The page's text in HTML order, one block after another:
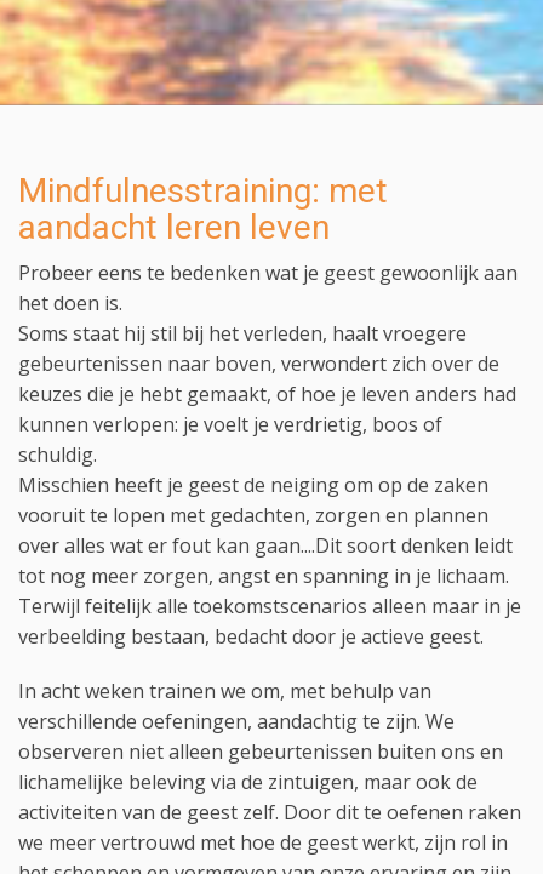
Mindfulnesstraining: met
aandacht leren leven
Probeer eens te bedenken wat je geest gewoonlijk aan
het doen is.
Soms staat hij stil bij het verleden, haalt vroegere
gebeurtenissen naar boven, verwondert zich over de
keuzes die je hebt gemaakt, of hoe je leven anders had
kunnen verlopen: je voelt je verdrietig, boos of
schuldig.
Misschien heeft je geest de neiging om op de zaken
vooruit te lopen met gedachten, zorgen en plannen
over alles wat er fout kan gaan....Dit soort denken leidt
tot nog meer zorgen, angst en spanning in je lichaam.
Terwijl feitelijk alle toekomstscenarios alleen maar in je
verbeelding bestaan, bedacht door je actieve geest.
In acht weken trainen we om, met behulp van
verschillende oefeningen, aandachtig te zijn. We
observeren niet alleen gebeurtenissen buiten ons en
lichamelijke beleving via de zintuigen, maar ook de
activiteiten van de geest zelf. Door dit te oefenen raken
we meer vertrouwd met hoe de geest werkt, zijn rol in